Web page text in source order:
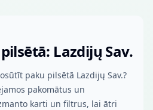
Lazdijų Sav.
paku pilsētā Lazdijų Sav.?
pakomātus un
karti un filtrus, lai ātri